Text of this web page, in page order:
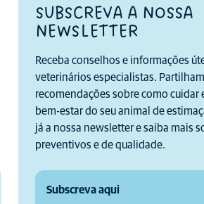
SUBSCREVA A NOSSA
NEWSLETTER
Receba conselhos e informações
veterinários especialistas.
recomendações sobre como cuidar
bem-estar do seu animal de
já a nossa newsletter e saiba mais
preventivos e de qualidade.
Subscreva aqui